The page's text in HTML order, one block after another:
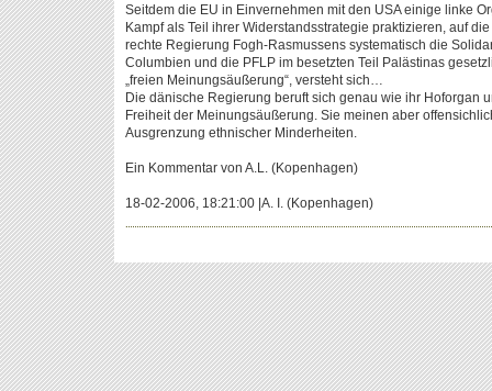
Seitdem die EU in Einvernehmen mit den USA einige linke
Kampf als Teil ihrer Widerstandsstrategie praktizieren, auf
rechte Regierung Fogh-Rasmussens systematisch die
Columbien und die PFLP im besetzten Teil Palästinas
„freien Meinungsäußerung“, versteht sich…
Die dänische Regierung beruft sich genau wie ihr Hoforgan
Freiheit der Meinungsäußerung. Sie meinen aber
Ausgrenzung ethnischer Minderheiten.
Ein Kommentar von A.L. (Kopenhagen)
18-02-2006, 18:21:00 |A. I. (Kopenhagen)